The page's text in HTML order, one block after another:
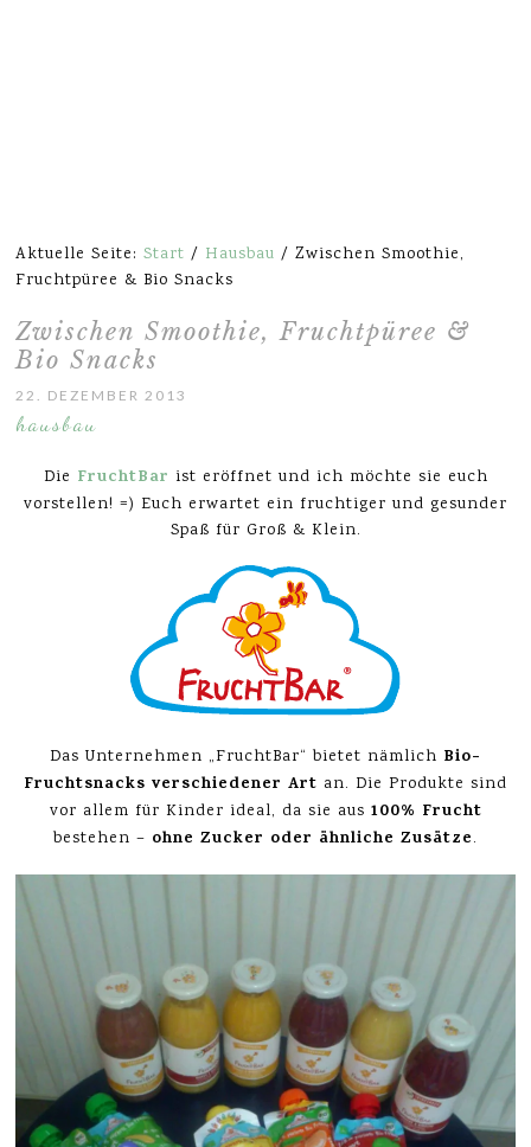
Aktuelle Seite:Start / Hausbau / Zwischen Smoothie,
Fruchtpüree & Bio Snacks
Zwischen Smoothie, Fruchtpüree &
Bio Snacks
22. DEZEMBER 2013
hausbau
Die FruchtBar ist eröffnet und ich möchte sie euch
vorstellen! =) Euch erwartet ein fruchtiger und gesunder
Spaß für Groß & Klein.
Das Unternehmen „FruchtBar“ bietet nämlich Bio-
Fruchtsnacks verschiedener Art an. Die Produkte sind
vor allem für Kinder ideal, da sie aus 100% Frucht
bestehen – ohne Zucker oder ähnliche Zusätze.